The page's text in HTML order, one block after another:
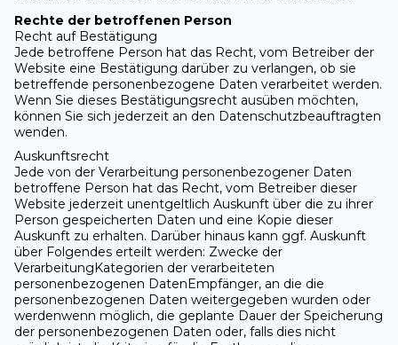
Rechte der betroffenen Person
Recht auf Bestätigung
Jede betroffene Person hat das Recht, vom Betreiber der
Website eine Bestätigung darüber zu verlangen, ob sie
betreffende personenbezogene Daten verarbeitet werden.
Wenn Sie dieses Bestätigungsrecht ausüben möchten,
können Sie sich jederzeit an den Datenschutzbeauftragten
wenden.
Auskunftsrecht
Jede von der Verarbeitung personenbezogener Daten
betroffene Person hat das Recht, vom Betreiber dieser
Website jederzeit unentgeltlich Auskunft über die zu ihrer
Person gespeicherten Daten und eine Kopie dieser
Auskunft zu erhalten. Darüber hinaus kann ggf. Auskunft
über Folgendes erteilt werden: Zwecke der
VerarbeitungKategorien der verarbeiteten
personenbezogenen DatenEmpfänger, an die die
personenbezogenen Daten weitergegeben wurden oder
werdenwenn möglich, die geplante Dauer der Speicherung
der personenbezogenen Daten oder, falls dies nicht